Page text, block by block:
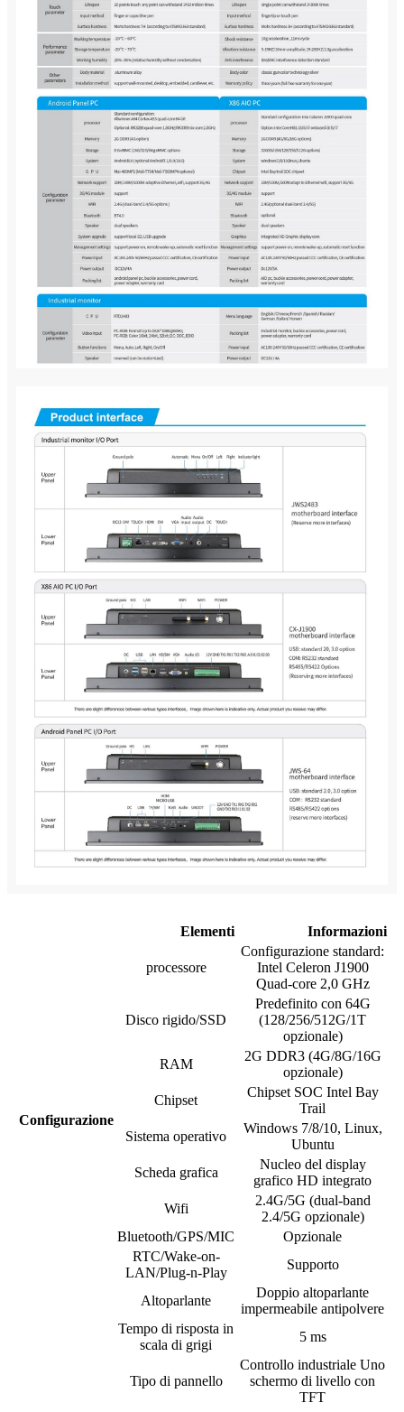
Configurazione
Elementi Informazioni
processore
Configurazione standard:
Intel Celeron J1900
Quad-core 2,0 GHz
Disco rigido/SSD
Predefinito con 64G
(128/256/512G/1T
opzionale)
RAM
2G DDR3 (4G/8G/16G
opzionale)
Chipset
Chipset SOC Intel Bay
Trail
Sistema operativo
Windows 7/8/10, Linux,
Ubuntu
Scheda grafica
Nucleo del display
grafico HD integrato
Wifi
2.4G/5G (dual-band
2.4/5G opzionale)
Bluetooth/GPS/MIC
Opzionale
RTC/Wake-on-
LAN/Plug-n-Play
Supporto
Altoparlante
Doppio altoparlante
impermeabile antipolvere
Tempo di risposta in
scala di grigi
5 ms
Tipo di pannello
Controllo industriale Uno
schermo di livello con
TFT